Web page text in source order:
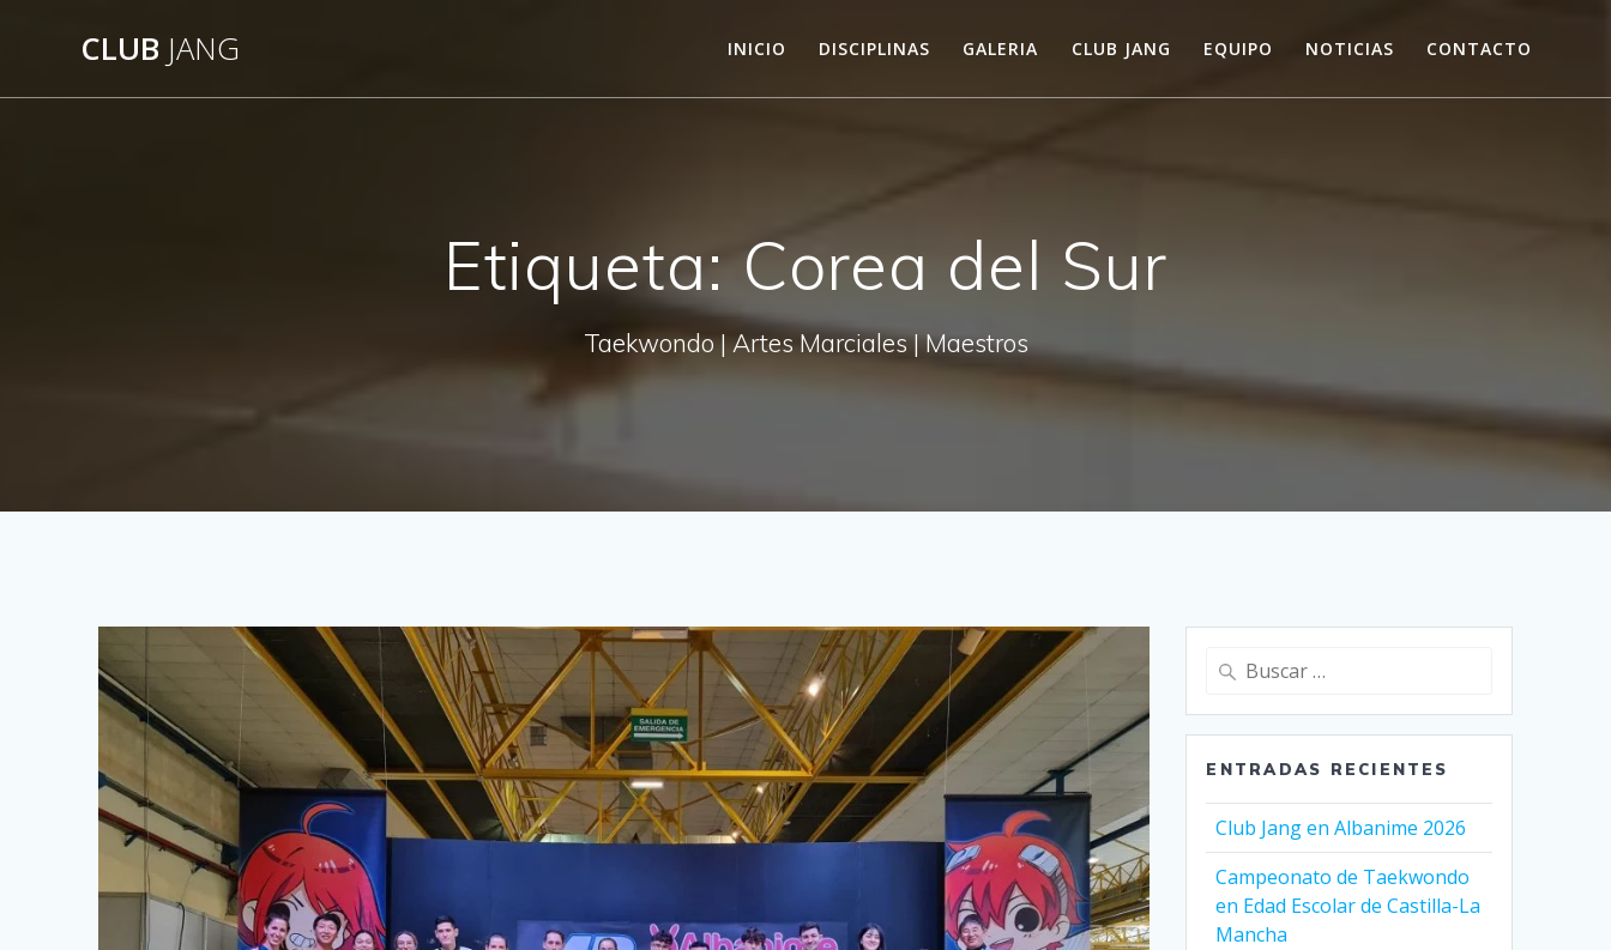
CLUB JANG INICIO DISCIPLINAS GALERIA CLUB JANG EQUIPO NOTICIAS CONTACTO
Etiqueta:Corea del Sur
Taekwondo | Artes Marciales | Maestros
Buscar:
ENTRADAS RECIENTES
Club Jang en Albanime 2026
Campeonato de Taekwondo
en Edad Escolar de Castilla-La
Mancha